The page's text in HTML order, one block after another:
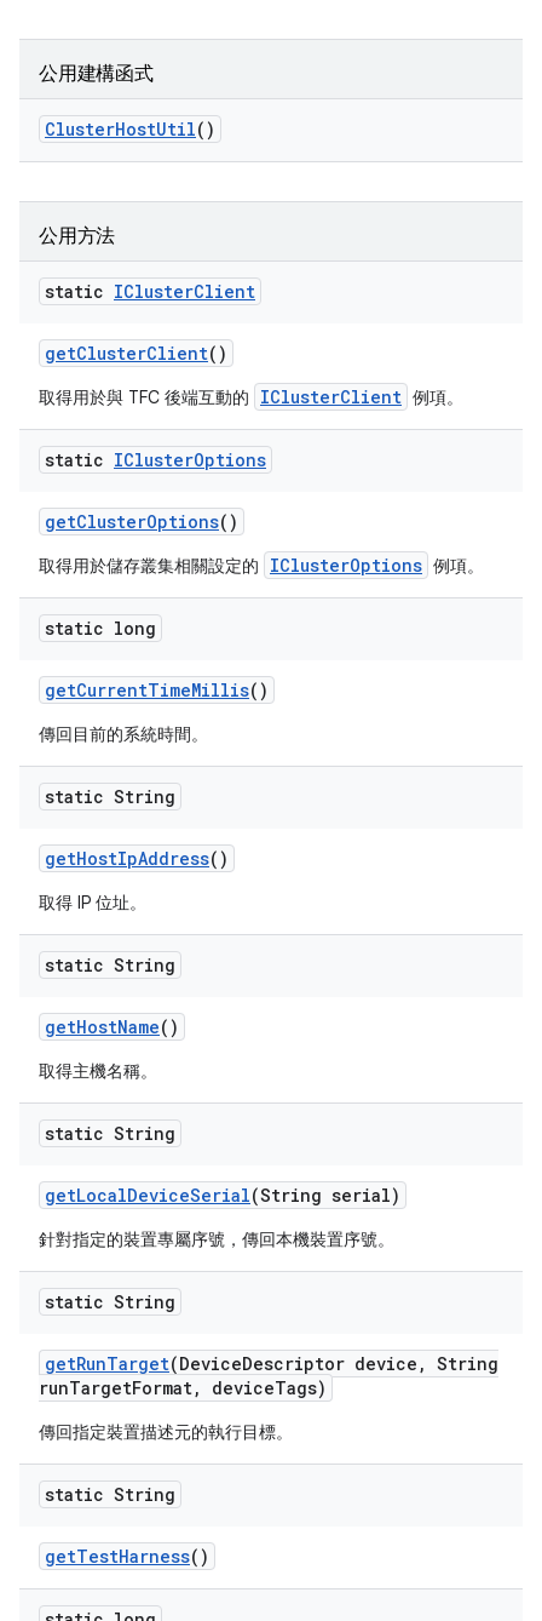
公用建構函式
ClusterHostUtil()
公用方法
static IClusterClient
getClusterClient()
取得用於與 TFC 後端互動的 IClusterClient 例項。
static IClusterOptions
getClusterOptions()
取得用於儲存叢集相關設定的 IClusterOptions 例項。
static long
getCurrentTimeMillis()
傳回目前的系統時間。
static String
getHostIpAddress()
取得 IP 位址。
static String
getHostName()
取得主機名稱。
static String
getLocalDeviceSerial(String serial)
針對指定的裝置專屬序號，傳回本機裝置序號。
static String
getRunTarget(DeviceDescriptor device , String
runTargetFormat, deviceTags)
傳回指定裝置描述元的執行目標。
static String
getTestHarness()